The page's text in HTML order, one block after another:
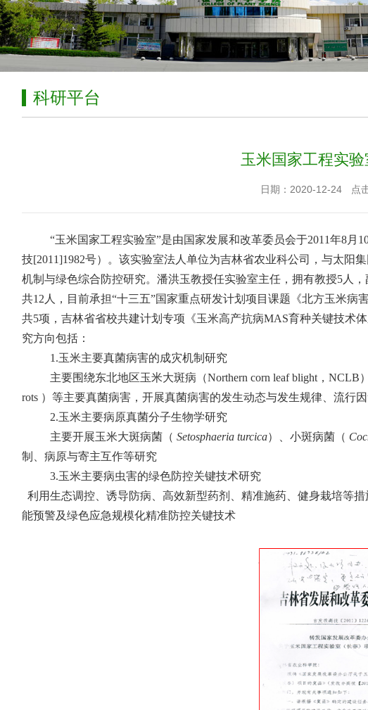
科研平台
玉米国家工程实验
日期：2020-12-24 点
“玉米国家工程实验室”是由国家发展和改革委员会于2011年8
技[2011]1982号）。该实验室法人单位为吉林省农业科公司，与太阳
机制与绿色综合防控研究。潘洪玉教授任实验室主任，拥有教授5人
共12人，目前承担“十三五”国家重点研发计划项目课题《北方玉米病
共5项，吉林省省校共建计划专项《玉米高产抗病MAS育种关键技术
究方向包括：
1.玉米主要真菌病害的成灾机制研究
主要围绕东北地区玉米大斑病（Northern corn leaf blight ， NCLB
rots ）等主要真菌病害，开展真菌病害的发生动态与发生规律、流行因
2.玉米主要病原真菌分子生物学研究
主要开展玉米大斑病菌（ Setosphaeria turcica）、小斑病菌（
制、病原与寄主互作等研究
3.玉米主要病虫害的绿色防控关键技术研究
利用生态调控、诱导防病、高效新型药剂、精准施药、健身栽培等
能预警及绿色应急规模化精准防控关键技术